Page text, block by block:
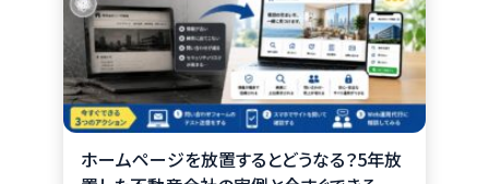
ホームページを放置するとどうなる？5年放